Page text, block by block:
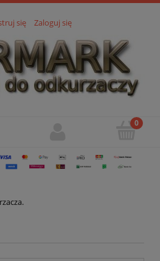
się Zaloguj się